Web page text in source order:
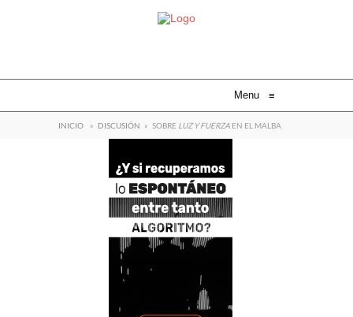
Menu ≡
INICIO » DISCUSIÓN » SOBRE LUZ Y FUERZA EN EL MALBA